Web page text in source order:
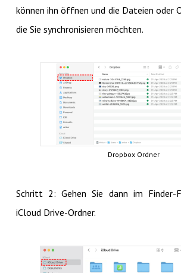
können ihn öffnen und die Dateien oder
die Sie synchronisieren möchten.
Dropbox Ordner
Schritt 2: Gehen Sie dann im Finder-
iCloud Drive-Ordner.